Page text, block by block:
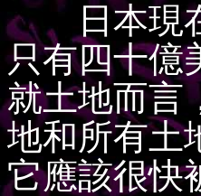
日本現在
只有四十億
就土地而言
地和所有土
它應該很快